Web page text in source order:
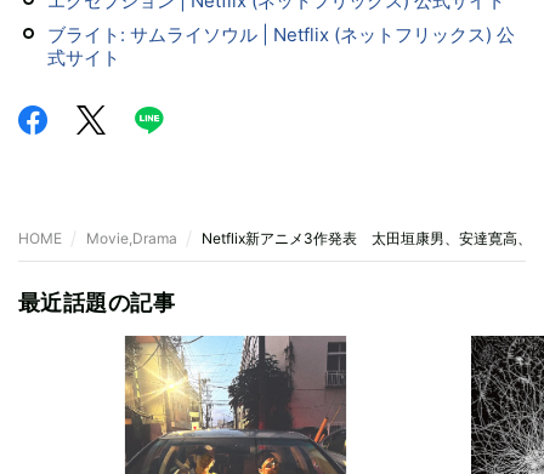
ブライト: サムライソウル | Netflix (ネットフリックス) 公
式サイト
HOME Movie,Drama Netflix新アニメ3作発表 太田垣康男、安達寛高、
最近話題の記事